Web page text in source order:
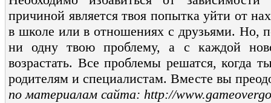
причиной является твоя попытка уйти от
в школе или в отношениях с друзьями. Но,
ни одну твою проблему, а с каждой
возрастать. Все проблемы решатся, когда
родителям и специалистам. Вместе вы
по материалам сайта: http://